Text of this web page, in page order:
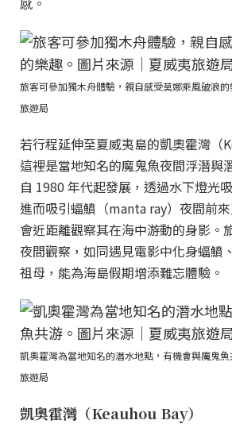
旅客可參加獨木舟體驗，親自感受莫娜乘風破浪
旅遊局
若行程延伸至夏威夷島的凱奧霍灣（
這裡是當地知名的魔鬼魚夜間浮潛與
自 1980 年代起發展，透過水下燈光
進而吸引蝠鱝（manta ray）夜間前
會近距離觀察其在海中游動的身影。
夜間觀察，如同遇見電影中化身蝠鱝
祖母，能為海島假期增添難忘體驗。
凱奧霍灣為當地知名的潛水地點，有機會與魔鬼
旅遊局
凱奧霍灣（Keauhou Bay）